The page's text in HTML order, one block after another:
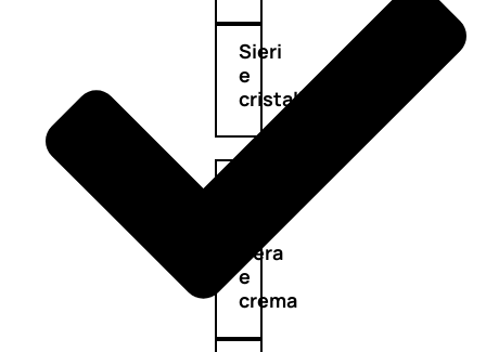
Sieri
e
cristalli
Cera
e
crema